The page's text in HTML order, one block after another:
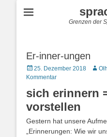
Grenzen der
Er-inner-ungen
Posted
on
25. Dezember 2018 Autor
Kommentar
sich erinnern
vorstellen
Gestern hat unsere
„Erinnerungen: Wie wir